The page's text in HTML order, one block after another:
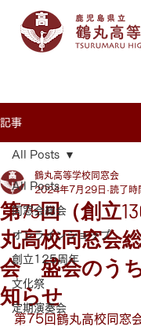
記事
All Posts
同窓会総会
オンラインショップ
創立125周年
文化祭
定期演奏会
All Posts
第75回（創立
丸高校同窓会
会 盛会のう
知らせ
鶴丸高等学校同窓会
2024年7月29日 読了時
第75回鶴丸高校同窓